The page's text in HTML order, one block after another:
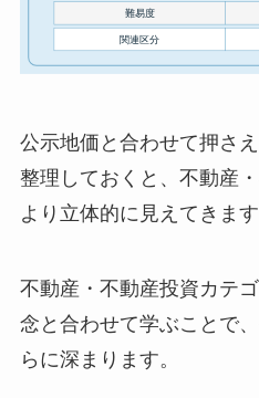
公示地価と合わせて押さ
整理しておくと、不動産
より立体的に見えてきます
不動産・不動産投資カテ
念と合わせて学ぶことで
らに深まります。